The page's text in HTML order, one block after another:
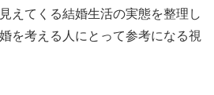
えてくる結婚生活の実態を整理し
を考える人にとって参考になる視